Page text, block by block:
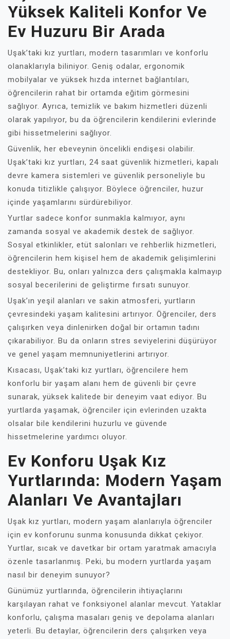
Yüksek Kaliteli Konfor Ve
Ev Huzuru Bir Arada
Uşak’taki kız yurtları, modern tasarımları ve konforlu
olanaklarıyla biliniyor. Geniş odalar, ergonomik
mobilyalar ve yüksek hızda internet bağlantıları,
öğrencilerin rahat bir ortamda eğitim görmesini
sağlıyor. Ayrıca, temizlik ve bakım hizmetleri düzenli
olarak yapılıyor, bu da öğrencilerin kendilerini evlerinde
gibi hissetmelerini sağlıyor.
Güvenlik, her ebeveynin öncelikli endişesi olabilir.
Uşak’taki kız yurtları, 24 saat güvenlik hizmetleri, kapalı
devre kamera sistemleri ve güvenlik personeliyle bu
konuda titizlikle çalışıyor. Böylece öğrenciler, huzur
içinde yaşamlarını sürdürebiliyor.
Yurtlar sadece konfor sunmakla kalmıyor, aynı
zamanda sosyal ve akademik destek de sağlıyor.
Sosyal etkinlikler, etüt salonları ve rehberlik hizmetleri,
öğrencilerin hem kişisel hem de akademik gelişimlerini
destekliyor. Bu, onları yalnızca ders çalışmakla kalmayıp
sosyal becerilerini de geliştirme fırsatı sunuyor.
Uşak’ın yeşil alanları ve sakin atmosferi, yurtların
çevresindeki yaşam kalitesini artırıyor. Öğrenciler, ders
çalışırken veya dinlenirken doğal bir ortamın tadını
çıkarabiliyor. Bu da onların stres seviyelerini düşürüyor
ve genel yaşam memnuniyetlerini artırıyor.
Kısacası, Uşak’taki kız yurtları, öğrencilere hem
konforlu bir yaşam alanı hem de güvenli bir çevre
sunarak, yüksek kalitede bir deneyim vaat ediyor. Bu
yurtlarda yaşamak, öğrenciler için evlerinden uzakta
olsalar bile kendilerini huzurlu ve güvende
hissetmelerine yardımcı oluyor.
Ev Konforu Uşak Kız
Yurtlarında: Modern Yaşam
Alanları Ve Avantajları
Uşak kız yurtları, modern yaşam alanlarıyla öğrenciler
için ev konforunu sunma konusunda dikkat çekiyor.
Yurtlar, sıcak ve davetkar bir ortam yaratmak amacıyla
özenle tasarlanmış. Peki, bu modern yurtlarda yaşam
nasıl bir deneyim sunuyor?
Günümüz yurtlarında, öğrencilerin ihtiyaçlarını
karşılayan rahat ve fonksiyonel alanlar mevcut. Yataklar
konforlu, çalışma masaları geniş ve depolama alanları
yeterli. Bu detaylar, öğrencilerin ders çalışırken veya